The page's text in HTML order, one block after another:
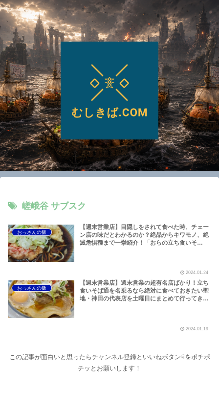
嵯峨谷 サブスク
おっさんの飯
【週末営業店】目隠しをされて食べた時、チェー
ン店の味だとわかるのか？絶品からキワモノ、絶
滅危惧種まで一挙紹介！「おらの立ち食いそ
2024.01.24
おっさんの飯
【週末営業店】週末営業の超有名店ばかり！立ち
食いそば通を名乗るなら絶対に食べておきたい聖
地・神田の代表店を土曜日にまとめて行ってきた
2024.01.19
この記事が面白いと思ったらチャンネル登録といいねボタン☟をポチポ
チッとお願いします！